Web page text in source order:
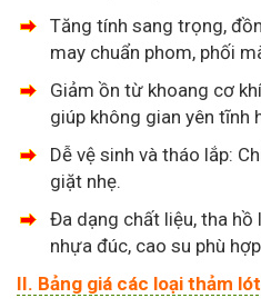
Tăng tính sang trọng,
may chuẩn phom, phối
Giảm ồn từ khoang cơ
giúp không gian yên tĩnh
Dễ vệ sinh và tháo lắp:
giặt nhẹ.
Đa dạng chất liệu, tha hồ
nhựa đúc, cao su phù
II. Bảng giá các loại thảm